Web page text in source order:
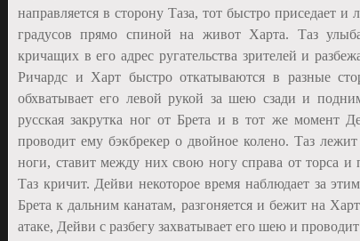
направляется в сторону Таза, тот быстро приседает
градусов прямо спиной на живот Харта. Таз
кричащих в его адрес ругательства зрителей и
Ричардс и Харт быстро откатываются в разные
обхватывает его левой рукой за шею сзади и
русская закрутка ног от Брета и в тот же момент
проводит ему бэкбрекер о двойное колено. Таз
ноги, ставит между них свою ногу справа от торса и
Таз кричит. Дейви некоторое время наблюдает за
Брета к дальним канатам, разгоняется и бежит на
атаке, Дейви с разбегу захватывает его шею и